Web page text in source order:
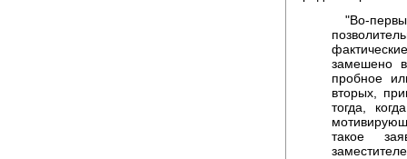
"Во-
замешено
пробное
вторых,
тогда,
такое